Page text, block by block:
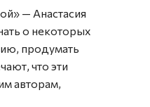
— Анастасия
о некоторых
продумать
что эти
авторам,